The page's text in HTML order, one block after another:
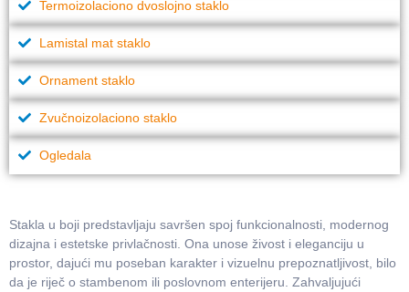
Termoizolaciono dvoslojno staklo
Lamistal mat staklo
Ornament staklo
Zvučnoizolaciono staklo
Ogledala
Stakla u boji predstavljaju savršen spoj funkcionalnosti, modernog
dizajna i estetske privlačnosti. Ona unose živost i eleganciju u
prostor, dajući mu poseban karakter i vizuelnu prepoznatljivost, bilo
da je riječ o stambenom ili poslovnom enterijeru. Zahvaljujući